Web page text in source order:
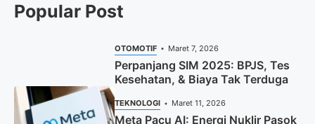
Popular Post
OTOMOTIF Maret 7, 2026
Perpanjang SIM 2025: BPJS, Tes
Kesehatan, & Biaya Tak Terduga
TEKNOLOGI Maret 11, 2026
Meta Pacu AI: Energi Nuklir Pasok